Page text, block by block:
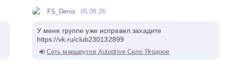
FS_Denis 05.08.26
У меня группе уже исправил захадите
https://vk.ru/club230132899
Сеть маршрутов Autodrive Село Ягодное